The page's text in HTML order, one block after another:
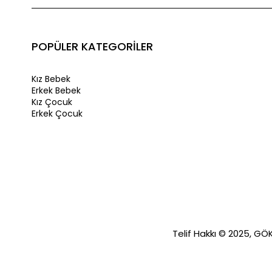
POPÜLER KATEGORİLER
Kız Bebek
Erkek Bebek
Kız Çocuk
Erkek Çocuk
Telif Hakkı © 2025,